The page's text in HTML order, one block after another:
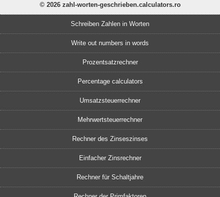
© 2026 zahl-worten-geschrieben.calculators.ro
Schreiben Zahlen in Worten
Write out numbers in words
Prozentsatzrechner
Percentage calculators
Umsatzsteuerrechner
Mehrwertsteuerrechner
Rechner des Zinseszinses
Einfacher Zinsrechner
Rechner für Schaltjahre